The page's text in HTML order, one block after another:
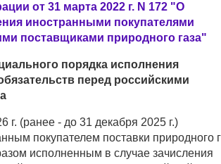
от 31 марта 2022 г. N 172 "О
иностранными покупателями
поставщиками природного газа"
порядка исполнения
перед российскими
г. (ранее - до 31 декабря 2025 г.)
покупателем поставки природного
исполненным в случае зачисления